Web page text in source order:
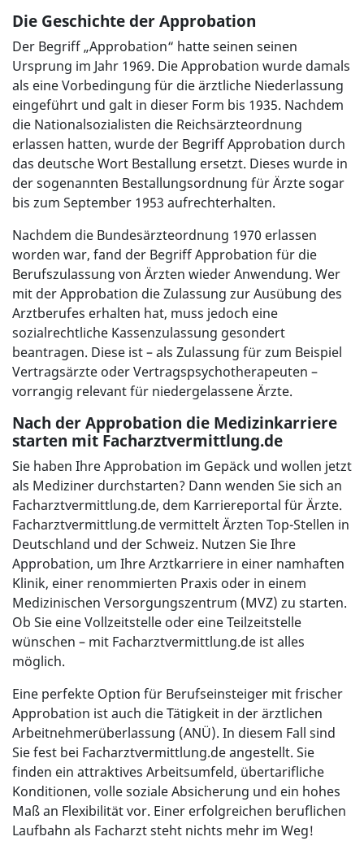
Die Geschichte der Approbation
Der Begriff „Approbation“ hatte seinen seinen
Ursprung im Jahr 1969. Die Approbation wurde damals
als eine Vorbedingung für die ärztliche Niederlassung
eingeführt und galt in dieser Form bis 1935. Nachdem
die Nationalsozialisten die Reichsärzteordnung
erlassen hatten, wurde der Begriff Approbation durch
das deutsche Wort Bestallung ersetzt. Dieses wurde in
der sogenannten Bestallungsordnung für Ärzte sogar
bis zum September 1953 aufrechterhalten.
Nachdem die Bundesärzteordnung 1970 erlassen
worden war, fand der Begriff Approbation für die
Berufszulassung von Ärzten wieder Anwendung. Wer
mit der Approbation die Zulassung zur Ausübung des
Arztberufes erhalten hat, muss jedoch eine
sozialrechtliche Kassenzulassung gesondert
beantragen. Diese ist – als Zulassung für zum Beispiel
Vertragsärzte oder Vertragspsychotherapeuten –
vorrangig relevant für niedergelassene Ärzte.
Nach der Approbation die Medizinkarriere
starten mit Facharztvermittlung.de
Sie haben Ihre Approbation im Gepäck und wollen jetzt
als Mediziner durchstarten? Dann wenden Sie sich an
Facharztvermittlung.de, dem Karriereportal für Ärzte.
Facharztvermittlung.de vermittelt Ärzten Top-Stellen in
Deutschland und der Schweiz. Nutzen Sie Ihre
Approbation, um Ihre Arztkarriere in einer namhaften
Klinik, einer renommierten Praxis oder in einem
Medizinischen Versorgungszentrum (MVZ) zu starten.
Ob Sie eine Vollzeitstelle oder eine Teilzeitstelle
wünschen – mit Facharztvermittlung.de ist alles
möglich.
Eine perfekte Option für Berufseinsteiger mit frischer
Approbation ist auch die Tätigkeit in der ärztlichen
Arbeitnehmerüberlassung (ANÜ). In diesem Fall sind
Sie fest bei Facharztvermittlung.de angestellt. Sie
finden ein attraktives Arbeitsumfeld, übertarifliche
Konditionen, volle soziale Absicherung und ein hohes
Maß an Flexibilität vor. Einer erfolgreichen beruflichen
Laufbahn als Facharzt steht nichts mehr im Weg!